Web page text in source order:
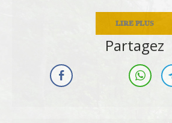
LIRE PLUS
Partagez